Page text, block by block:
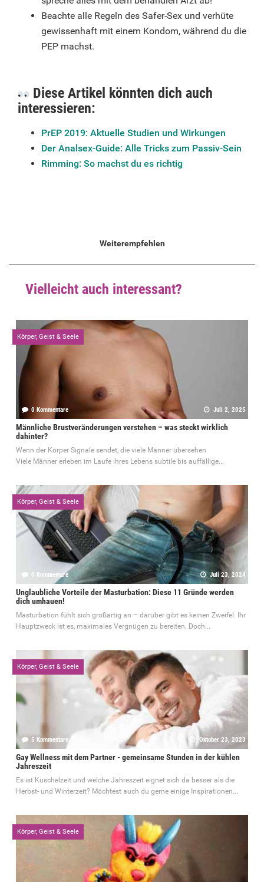
Beachte alle Regeln des Safer-Sex und verhüte
gewissenhaft mit einem Kondom, während du die
PEP machst.
Diese Artikel könnten dich auch
interessieren:
PrEP 2019: Aktuelle Studien und Wirkungen
Der Analsex-Guide: Alle Tricks zum Passiv-Sein
Rimming: So machst du es richtig
Weiterempfehlen
Vielleicht auch interessant?
Körper, Geist & Seele
0 Kommentare Juli 2, 2025
Männliche Brustveränderungen verstehen – was steckt wirklich
dahinter?
Wenn der Körper Signale sendet, die viele Männer übersehen
Viele Männer erleben im Laufe ihres Lebens subtile bis auffällige...
Körper, Geist & Seele
0 Kommentare Juli 23, 2024
Unglaubliche Vorteile der Masturbation: Diese 11 Gründe werden
dich umhauen!
Masturbation fühlt sich großartig an – darüber gibt es keinen Zweifel. Ihr
Hauptzweck ist es, maximales Vergnügen zu bereiten. Doch...
Körper, Geist & Seele
5 Kommentare Oktober 23, 2023
Gay Wellness mit dem Partner - gemeinsame Stunden in der kühlen
Jahreszeit
Es ist Kuschelzeit und welche Jahreszeit eignet sich da besser als die
Herbst- und Winterzeit? Möchtest auch du gerne einige Inspirationen...
Körper, Geist & Seele